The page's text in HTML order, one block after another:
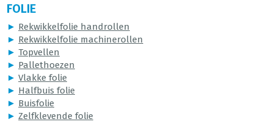
FOLIE
► Rekwikkelfolie handrollen
► Rekwikkelfolie machinerollen
► Topvellen
► Pallethoezen
► Vlakke folie
► Halfbuis folie
► Buisfolie
► Zelfklevende folie